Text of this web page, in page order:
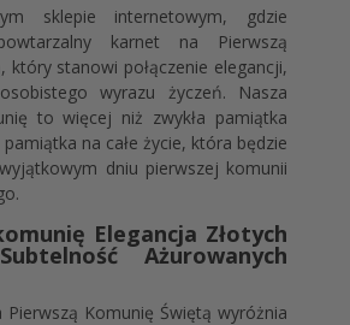
sklepie internetowym, gdzie
karnet na Pierwszą
który stanowi połączenie elegancji,
wyrazu życzeń. Nasza
to więcej niż zwykła pamiątka
na całe życie, która będzie
dniu pierwszej komunii
Elegancja Złotych
Ażurowanych
Pierwszą Komunię Świętą wyróżnia